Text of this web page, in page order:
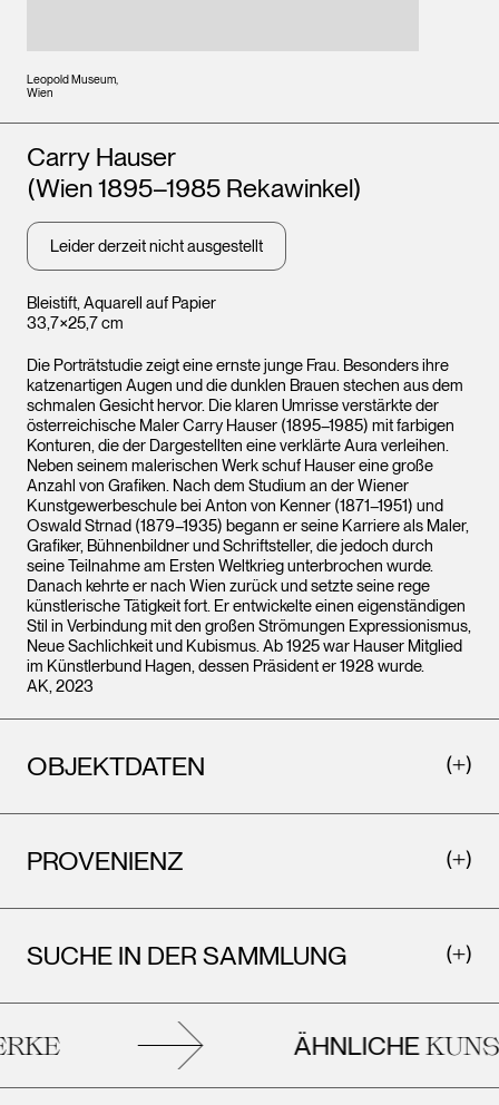
Leopold Museum,
Wien
Bleistift, Aquarell auf Papier
33,7×25,7 cm
Künstler*innen
Carry Hauser
(Wien 1895–1985 Rekawinkel)
Leider derzeit nicht ausgestellt
Die Porträtstudie zeigt eine ernste junge Frau. Besonders ihre
katzenartigen Augen und die dunklen Brauen stechen aus dem
schmalen Gesicht hervor. Die klaren Umrisse verstärkte der
österreichische Maler Carry Hauser (1895–1985) mit farbigen
Konturen, die der Dargestellten eine verklärte Aura verleihen.
Neben seinem malerischen Werk schuf Hauser eine große
Anzahl von Grafiken. Nach dem Studium an der Wiener
Kunstgewerbeschule bei Anton von Kenner (1871–1951) und
Oswald Strnad (1879–1935) begann er seine Karriere als Maler,
Grafiker, Bühnenbildner und Schriftsteller, die jedoch durch
seine Teilnahme am Ersten Weltkrieg unterbrochen wurde.
Danach kehrte er nach Wien zurück und setzte seine rege
künstlerische Tätigkeit fort. Er entwickelte einen eigenständigen
Stil in Verbindung mit den großen Strömungen Expressionismus,
Neue Sachlichkeit und Kubismus. Ab 1925 war Hauser Mitglied
im Künstlerbund Hagen, dessen Präsident er 1928 wurde.
AK, 2023
OBJEKTDATEN
PROVENIENZ
SUCHE IN DER SAMMLUNG
ÄHNLICHE